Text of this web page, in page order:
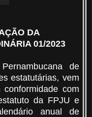
DA
01/2023
de
estatutárias, vem
com
da FPJU e
anual de